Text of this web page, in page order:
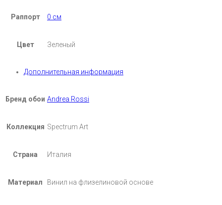
Раппорт 0 см
Цвет Зеленый
Дополнительная информация
Бренд обои Andrea Rossi
Коллекция Spectrum Art
Страна Италия
Материал Винил на флизелиновой основе